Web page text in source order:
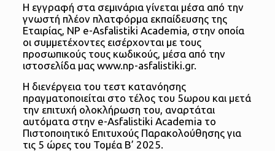
Η εγγραφή στα σεμινάρια γίνεται μέσα από την
γνωστή πλέον πλατφόρμα εκπαίδευσης της
Εταιρίας, NP e-Asfalistiki Academia, στην οποία
οι συμμετέχοντες εισέρχονται με τους
προσωπικούς τους κωδικούς, μέσα από την
ιστοσελίδα μας www.np-asfalistiki.gr.
Η διενέργεια του τεστ κατανόησης
πραγματοποιείται στο τέλος του 5ωρου και μετά
την επιτυχή ολοκλήρωση του, αναρτάται
αυτόματα στην e-Asfalistiki Academia το
Πιστοποιητικό Επιτυχούς Παρακολούθησης για
τις 5 ώρες του Τομέα Β’ 2025.